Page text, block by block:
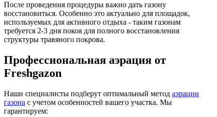
После проведения процедуры важно дать газону
восстановиться. Особенно это актуально для площадок,
используемых для активного отдыха - таким газонам
требуется 2-3 дня покоя для полного восстановления
структуры травяного покрова.
Профессиональная аэрация от
Freshgazon
Наши специалисты подберут оптимальный метод аэрации
газона с учетом особенностей вашего участка. Мы
гарантируем: